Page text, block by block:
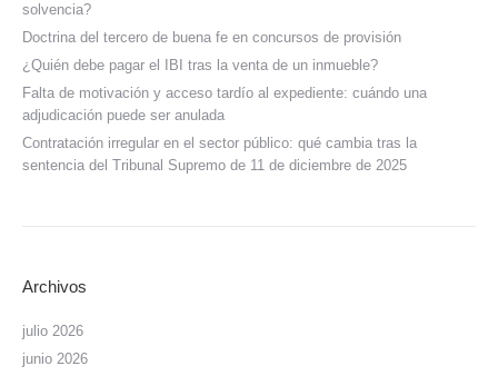
solvencia?
Doctrina del tercero de buena fe en concursos de provisión
¿Quién debe pagar el IBI tras la venta de un inmueble?
Falta de motivación y acceso tardío al expediente: cuándo una
adjudicación puede ser anulada
Contratación irregular en el sector público: qué cambia tras la
sentencia del Tribunal Supremo de 11 de diciembre de 2025
Archivos
julio 2026
junio 2026